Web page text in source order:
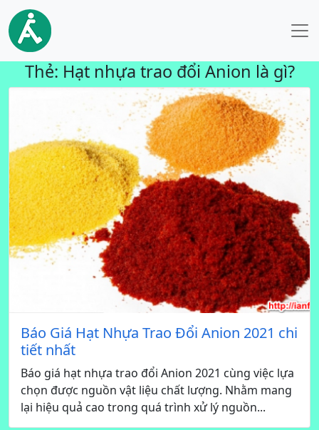
Thẻ: Hạt nhựa trao đổi Anion là gì?
Báo Giá Hạt Nhựa Trao Đổi Anion 2021 chi
tiết nhất
Báo giá hạt nhựa trao đổi Anion 2021 cùng việc lựa
chọn được nguồn vật liệu chất lượng. Nhằm mang
lại hiệu quả cao trong quá trình xử lý nguồn...